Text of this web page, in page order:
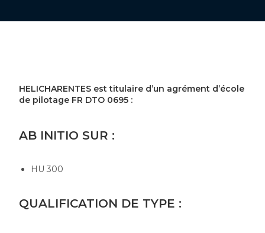
HELICHARENTES est titulaire d’un agrément d’école
de pilotage FR DTO 0695 :
AB INITIO SUR :
HU 300
QUALIFICATION DE TYPE :